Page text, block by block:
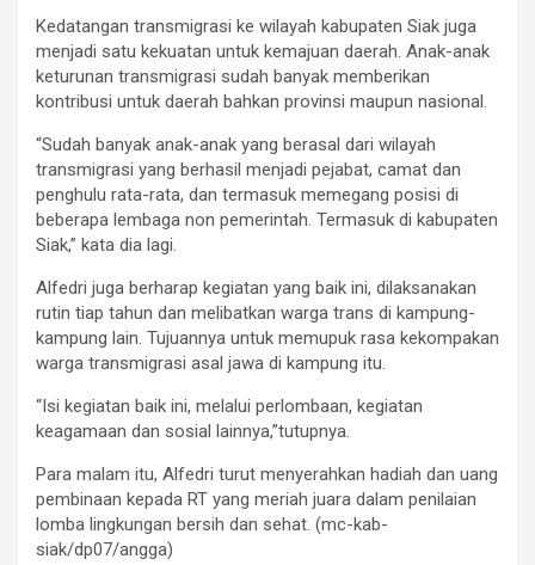
Kedatangan transmigrasi ke wilayah kabupaten Siak juga
menjadi satu kekuatan untuk kemajuan daerah. Anak-anak
keturunan transmigrasi sudah banyak memberikan
kontribusi untuk daerah bahkan provinsi maupun nasional.
“Sudah banyak anak-anak yang berasal dari wilayah
transmigrasi yang berhasil menjadi pejabat, camat dan
penghulu rata-rata, dan termasuk memegang posisi di
beberapa lembaga non pemerintah. Termasuk di kabupaten
Siak,” kata dia lagi.
Alfedri juga berharap kegiatan yang baik ini, dilaksanakan
rutin tiap tahun dan melibatkan warga trans di kampung-
kampung lain. Tujuannya untuk memupuk rasa kekompakan
warga transmigrasi asal jawa di kampung itu.
“Isi kegiatan baik ini, melalui perlombaan, kegiatan
keagamaan dan sosial lainnya,”tutupnya.
Para malam itu, Alfedri turut menyerahkan hadiah dan uang
pembinaan kepada RT yang meriah juara dalam penilaian
lomba lingkungan bersih dan sehat. (mc-kab-
siak/dp07/angga)